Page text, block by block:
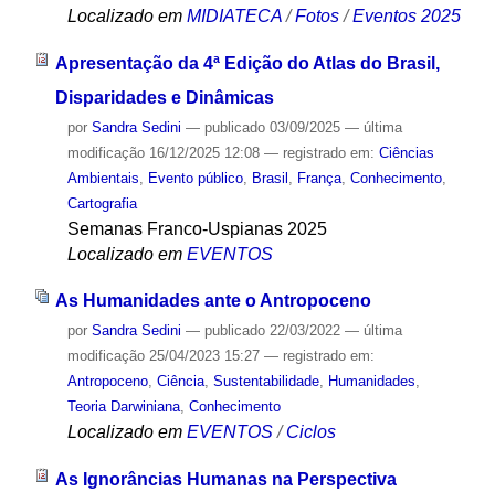
Localizado em MIDIATECA /Fotos /Eventos 2025
Apresentação da 4ª Edição do Atlas do Brasil,
Disparidades e Dinâmicas
por Sandra Sedini — publicado03/09/2025 — última
modificação16/12/2025 12:08 — registrado em: Ciências
Ambientais
Evento público, Brasil França, Conhecimento,
Cartografia
Semanas Franco-Uspianas 2025
Localizado em EVENTOS
As Humanidades ante o Antropoceno
por Sandra Sedini — publicado22/03/2022 — última
modificação25/04/2023 15:27 — registrado em:
Antropoceno, Ciência, Sustentabilidade, Humanidades,
Teoria Darwiniana, Conhecimento
Localizado em EVENTOS /Ciclos
As Ignorâncias Humanas na Perspectiva